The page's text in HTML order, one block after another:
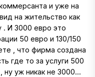
и уже на
на жительство как
. И 3000 евро это
50 евро и 130/150
, что фирма создана
где то за услуги 500
уж никак не 3000...